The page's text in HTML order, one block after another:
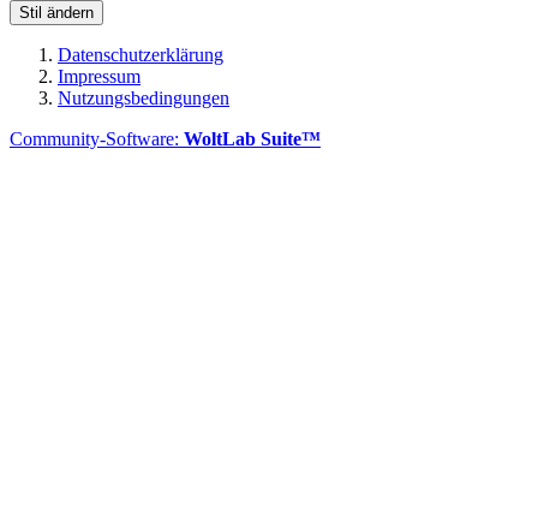
Stil ändern
Datenschutzerklärung
Impressum
Nutzungsbedingungen
Community-Software: WoltLab Suite™